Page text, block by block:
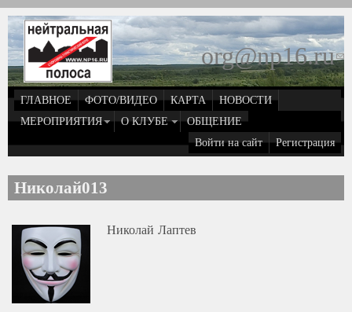
Перейти к основному содержанию
org@np16.ru
ГЛАВНОЕ ФОТО/ВИДЕО КАРТА
НОВОСТИ
МЕРОПРИЯТИЯ
О КЛУБЕ
ОБЩЕНИЕ
Войти на сайт
Регистрация
Николай013
Николай Лаптев